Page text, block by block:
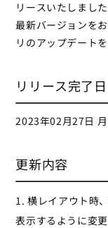
リースいたしました
最新バージョンを
リのアップデート
リリース完了日
2023年02月27日
更新内容
1. 横レイアウト時
表示するように変